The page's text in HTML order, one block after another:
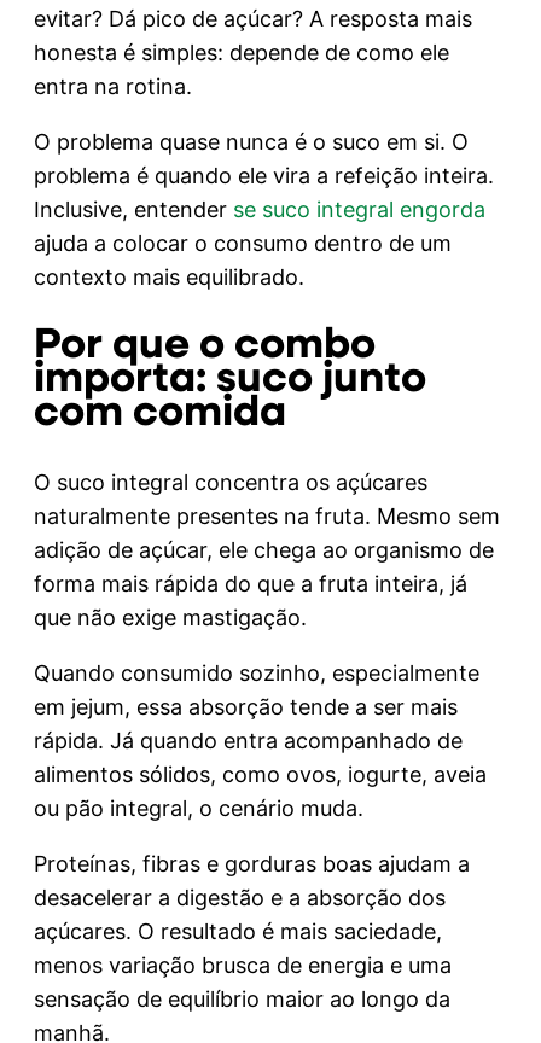
evitar? Dá pico de açúcar? A resposta mais
honesta é simples: depende de como ele
entra na rotina.
O problema quase nunca é o suco em si. O
problema é quando ele vira a refeição inteira.
Inclusive, entender se suco integral engorda
ajuda a colocar o consumo dentro de um
contexto mais equilibrado.
Por que o combo
importa: suco junto
com comida
O suco integral concentra os açúcares
naturalmente presentes na fruta. Mesmo sem
adição de açúcar, ele chega ao organismo de
forma mais rápida do que a fruta inteira, já
que não exige mastigação.
Quando consumido sozinho, especialmente
em jejum, essa absorção tende a ser mais
rápida. Já quando entra acompanhado de
alimentos sólidos, como ovos, iogurte, aveia
ou pão integral, o cenário muda.
Proteínas, fibras e gorduras boas ajudam a
desacelerar a digestão e a absorção dos
açúcares. O resultado é mais saciedade,
menos variação brusca de energia e uma
sensação de equilíbrio maior ao longo da
manhã.